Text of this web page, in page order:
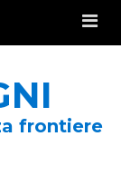
frontiere